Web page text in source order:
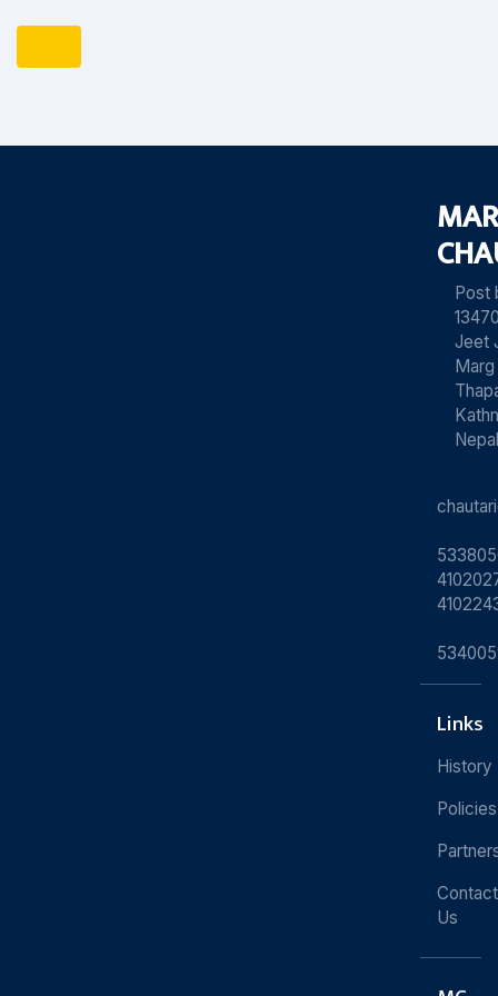
Post
Jeet
Marg
Nepal
Links
History
Policies
Contact
Us